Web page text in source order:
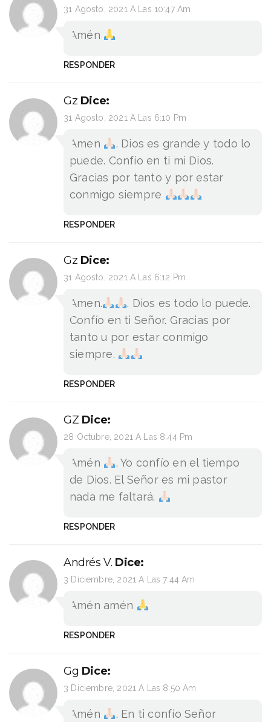
31 Agosto, 2021 A Las 10:47 Am
Amén
RESPONDER
Gz Dice:
31 Agosto, 2021 A Las 6:10 Pm
Amen
. Dios es grande y todo lo
puede. Confío en ti mi Dios.
Gracias por tanto y por estar
conmigo siempre
RESPONDER
Gz Dice:
31 Agosto, 2021 A Las 6:12 Pm
Amen.
. Dios es todo lo puede.
Confío en ti Señor. Gracias por
tanto u por estar conmigo
siempre.
RESPONDER
GZ Dice:
28 Octubre, 2021 A Las 8:44 Pm
Amén
. Yo confío en el tiempo
de Dios. El Señor es mi pastor
nada me faltará.
RESPONDER
Andrés V. Dice:
3 Diciembre, 2021 A Las 7:44 Am
Amén amén
RESPONDER
Gg Dice:
3 Diciembre, 2021 A Las 8:50 Am
Amén . En ti confío Señor